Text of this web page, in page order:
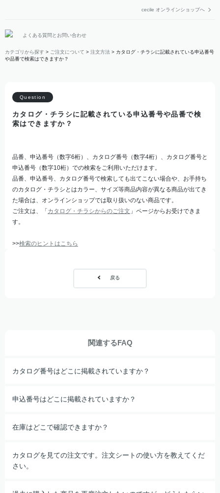
cecile オンラインショップへ
よくある質問とお問い合わせ
カテゴリから探す > ご注文について > 注文方法 > カタログ・チラシに記載されている申込番号
や品番で検索はできますか？
カタログ・チラシに記載されている申込番号や品番で検
索はできますか？
品番、申込番号（数字6桁）、カタログ番号（数字4桁）、カタログ番号と
申込番号（数字10桁）での検索をご利用いただけます。
品番、申込番号、カタログ番号で検索しても出てこない場合や、お手持ち
のカタログ・チラシとはカラー、サイズ等商品内容が異なる商品が出てき
た場合は、オンラインショップでは取り扱いのない商品です。
ご注文は、「 カタログ・チラシからのご注文 」ページからお受けできま
す。
>>検索のヒントはこちら
戻る
関連するFAQ
カタログ番号はどこに掲載されていますか？
申込番号はどこに掲載されていますか？
在庫はどこで確認できますか？
カタログを見ての注文です。注文シートの使い方を教えてくだ
さい。